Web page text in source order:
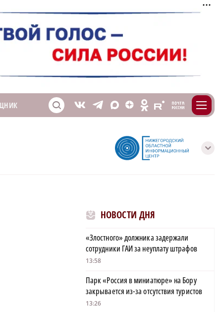
S V T X Z O E m
с
НОВОСТИ ДНЯ
«Злостного» должника задержали
сотрудники ГАИ за неуплату штрафов
13:58
Парк «Россия в миниатюре» на Бору
закрывается из-за отсутствия туристов
13:26